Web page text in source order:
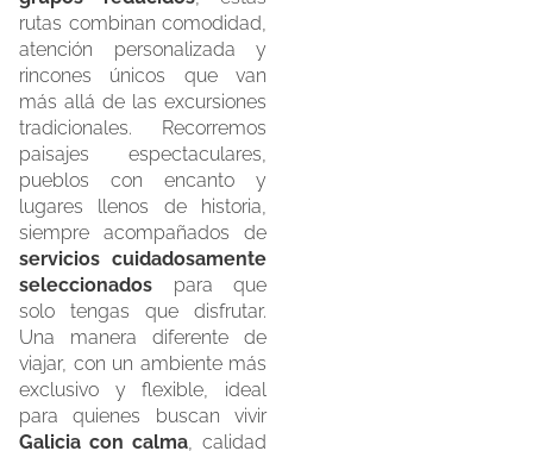
rutas combinan comodidad,
atención personalizada y
rincones únicos que van
más allá de las excursiones
tradicionales. Recorremos
paisajes espectaculares,
pueblos con encanto y
lugares llenos de historia,
siempre acompañados de
servicios cuidadosamente
seleccionados para que
solo tengas que disfrutar.
Una manera diferente de
viajar, con un ambiente más
exclusivo y flexible, ideal
para quienes buscan vivir
Galicia con calma , calidad